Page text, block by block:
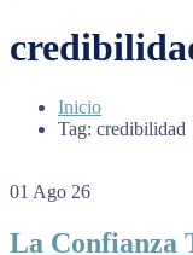
Inicio
Tag: credibilidad
01 Ago 26
La Confianza